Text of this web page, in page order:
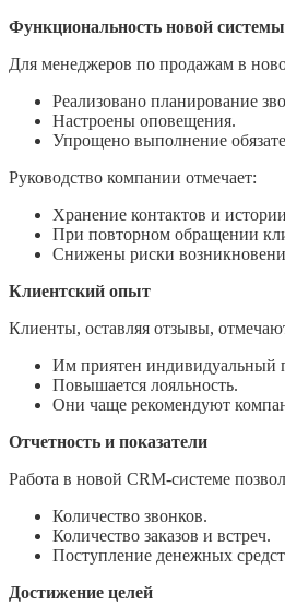
Функциональность новой системы
Для менеджеров по продажам в
Реализовано планирование
Настроены оповещения.
Упрощено выполнение
Руководство компании отмечает:
Хранение контактов и
При повторном обращении
Снижены риски
Клиентский опыт
Клиенты, оставляя отзывы,
Им приятен индивидуальный
Повышается лояльность.
Они чаще рекомендуют
Отчетность и показатели
Работа в новой CRM-системе
Количество звонков.
Количество заказов и встреч.
Поступление денежных
Достижение целей